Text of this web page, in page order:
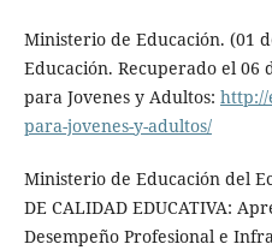
Ministerio de Educación. (01
Educación. Recuperado el 06
para Jovenes y Adultos: http://
para-jovenes-y-adultos/
Ministerio de Educación del
DE CALIDAD EDUCATIVA:
Desempeño Profesional e